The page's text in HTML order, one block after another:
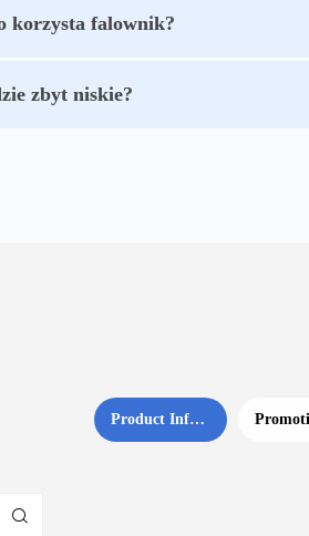
korzysta falownik?
zbyt niskie?